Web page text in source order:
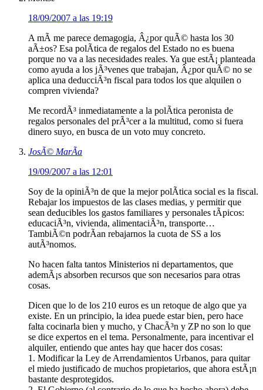
18/09/2007 a las 19:19
A mÃ­ me parece demagogia, Â¿por quÃ© hasta los 30
aÃ±os? Esa polÃ­tica de regalos del Estado no es buena
porque no va a las necesidades reales. Ya que estÃ¡ planteada
como ayuda a los jÃ³venes que trabajan, Â¿por quÃ© no se
aplica una deducciÃ³n fiscal para todos los que alquilen o
compren vivienda?
Me recordÃ³ inmediatamente a la polÃ­tica peronista de
regalos personales del prÃ³cer a la multitud, como si fuera
dinero suyo, en busca de un voto muy concreto.
JosÃ© MarÃ­a
19/09/2007 a las 12:01
Soy de la opiniÃ³n de que la mejor polÃ­tica social es la fiscal.
Rebajar los impuestos de las clases medias, y permitir que
sean deducibles los gastos familiares y personales tÃ­picos:
educaciÃ³n, vivienda, alimentaciÃ³n, transporte…
TambiÃ©n podrÃ­an rebajarnos la cuota de SS a los
autÃ³nomos.
No hacen falta tantos Ministerios ni departamentos, que
ademÃ¡s absorben recursos que son necesarios para otras
cosas.
Dicen que lo de los 210 euros es un retoque de algo que ya
existe. En un principio, la idea puede estar bien, pero hace
falta cocinarla bien y mucho, y ChacÃ³n y ZP no son lo que
se dice expertos en el tema. Personalmente, para incentivar el
alquiler, entiendo que antes hay que hacer dos cosas:
1. Modificar la Ley de Arrendamientos Urbanos, para quitar
el miedo justificado de muchos propietarios, que ahora estÃ¡n
bastante desprotegidos.